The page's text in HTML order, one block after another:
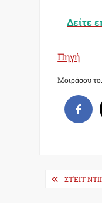
Δείτε
Πηγή
Μοιράσου
PostΣΤΈΙΤ